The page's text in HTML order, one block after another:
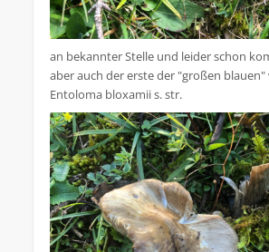
an bekannter Stelle und leider schon
aber auch der erste der "großen
Entoloma bloxamii s. str.